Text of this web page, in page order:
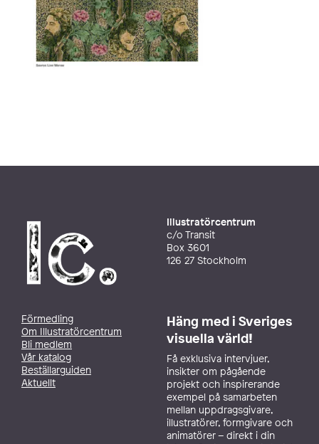
Illustratörcentrum
c/o Transit
Box 3601
126 27 Stockholm
Förmedling
Om Illustratörcentrum
Bli medlem
Vår katalog
Beställarguiden
Aktuellt
Häng med i Sveriges
visuella värld!
Få exklusiva intervjuer,
insikter om pågående
projekt och inspirerande
exempel på samarbeten
mellan uppdragsgivare,
illustratörer, formgivare och
animatörer – direkt i din